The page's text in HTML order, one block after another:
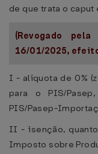
de que trata o
(Revogado
16/01/2025,
I - alíquota de 0%
para o PIS/
PIS/Pasep-
II - isenção,
Imposto sobre